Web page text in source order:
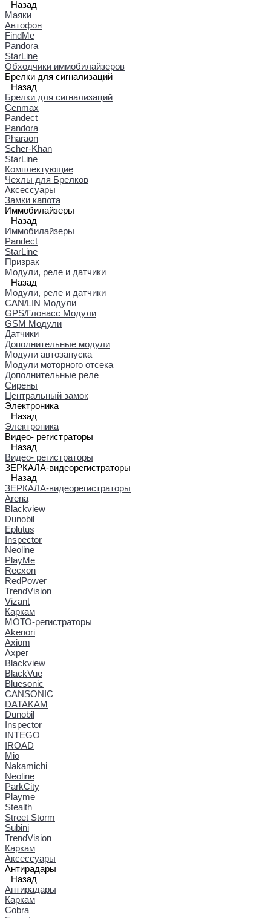
Назад
Маяки
Автофон
FindMe
Pandora
StarLine
Обходчики иммобилайзеров
Брелки для сигнализаций
Назад
Брелки для сигнализаций
Cenmax
Pandect
Pandora
Pharaon
Scher-Khan
StarLine
Комплектующие
Чехлы для Брелков
Аксессуары
Замки капота
Иммобилайзеры
Назад
Иммобилайзеры
Pandect
StarLine
Призрак
Модули, реле и датчики
Назад
Модули, реле и датчики
CAN/LIN Модули
GPS/Глонасс Модули
GSM Модули
Датчики
Дополнительные модули
Модули автозапуска
Модули моторного отсека
Дополнительные реле
Сирены
Центральный замок
Электроника
Назад
Электроника
Видео- регистраторы
Назад
Видео- регистраторы
ЗЕРКАЛА-видеорегистраторы
Назад
ЗЕРКАЛА-видеорегистраторы
Arena
Blackview
Dunobil
Eplutus
Inspector
Neoline
PlayMe
Recxon
RedPower
TrendVision
Vizant
Каркам
МОТО-регистраторы
Akenori
Axiom
Axper
Blackview
BlackVue
Bluesonic
CANSONIC
DATAKAM
Dunobil
Inspector
INTEGO
IROAD
Mio
Nakamichi
Neoline
ParkCity
Playme
Stealth
Street Storm
Subini
TrendVision
Каркам
Аксессуары
Антирадары
Назад
Антирадары
Каркам
Cobra